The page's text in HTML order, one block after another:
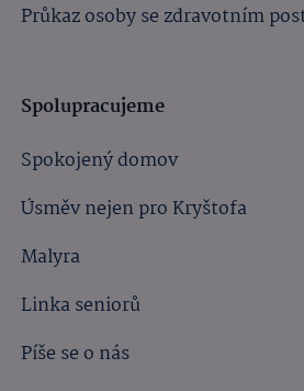
Průkaz osoby se zdravotním
Spolupracujeme
Spokojený domov
Úsměv nejen pro Kryštofa
Malyra
Linka seniorů
Píše se o nás